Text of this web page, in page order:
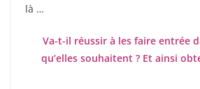
là …
Va-t-il réussir à les faire entrée
qu’elles souhaitent ? Et ainsi